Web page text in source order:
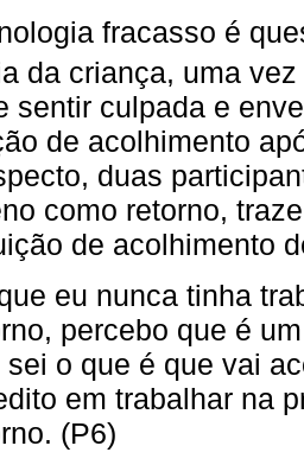
fracasso é
da criança, uma
sentir culpada e
de acolhimento
duas
como retorno,
de acolhimento
eu nunca tinha
percebo que é
sei o que é que vai
em trabalhar na
(P6)